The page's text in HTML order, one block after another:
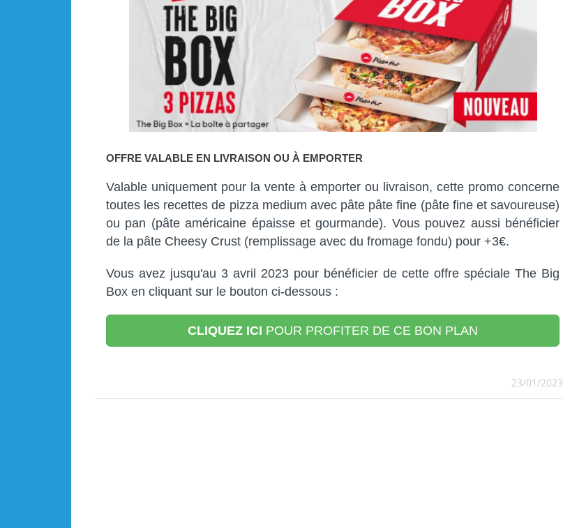
OFFRE VALABLE EN LIVRAISON OU À EMPORTER
Valable uniquement pour la vente à emporter ou livraison, cette promo concerne
toutes les recettes de pizza medium avec pâte pâte fine (pâte fine et savoureuse)
ou pan (pâte américaine épaisse et gourmande). Vous pouvez aussi bénéficier
de la pâte Cheesy Crust (remplissage avec du fromage fondu) pour +3€.
Vous avez jusqu'au 3 avril 2023 pour bénéficier de cette offre spéciale The Big
Box en cliquant sur le bouton ci-dessous :
CLIQUEZ ICI POUR PROFITER DE CE BON PLAN
23/01/2023